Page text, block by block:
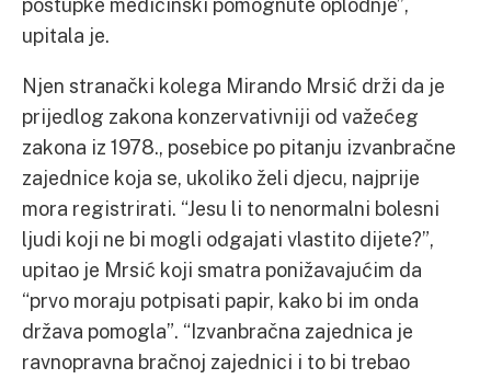
upitala je.
Njen stranački kolega Mirando Mrsić drži da je
prijedlog zakona konzervativniji od važećeg
zakona iz 1978., posebice po pitanju izvanbračne
zajednice koja se, ukoliko želi djecu, najprije
mora registrirati. “Jesu li to nenormalni bolesni
ljudi koji ne bi mogli odgajati vlastito dijete?”,
upitao je Mrsić koji smatra ponižavajućim da
“prvo moraju potpisati papir, kako bi im onda
država pomogla”. “Izvanbračna zajednica je
ravnopravna bračnoj zajednici i to bi trebao